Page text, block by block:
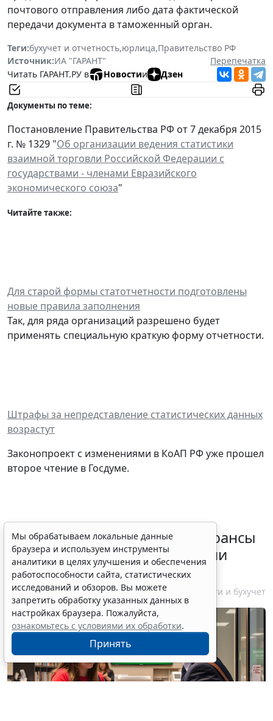
почтового отправления либо дата фактической
передачи документа в таможенный орган.
Теги:бухучет и отчетность,юрлица,Правительство РФ
Источник:ИА "ГАРАНТ"
Перепечатка
Читать ГАРАНТ.РУ в
Новостии Дзен
Документы по теме:
Постановление Правительства РФ от 7 декабря 2015
г. № 1329 "Об организации ведения статистики
взаимной торговли Российской Федерации с
государствами - членами Евразийского
экономического союза"
Читайте также:
Для старой формы статотчетности подготовлены
новые правила заполнения
Так, для ряда организаций разрешено будет
применять специальную краткую форму отчетности.
Штрафы за непредставление статистических данных
возрастут
Законопроект с изменениями в КоАП РФ уже прошел
второе чтение в Госдуме.
Резидентам РФ указали на нюансы
информирования об открытии
счетов за границей
6 августа 2026 18:27 Налоги и бухучет
Мы обрабатываем локальные данные
браузера и используем инструменты
аналитики в целях улучшения и обеспечения
работоспособности сайта, статистических
исследований и обзоров. Вы можете
запретить обработку указанных данных в
настройках браузера. Пожалуйста,
ознакомьтесь с условиями их обработки.
Принять